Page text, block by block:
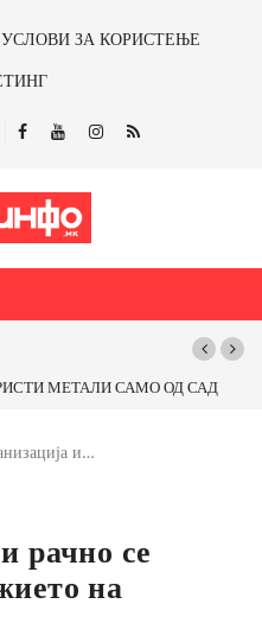
УСЛОВИ ЗА КОРИСТЕЊЕ
на улицата „5-ти
и…
рачно се
на